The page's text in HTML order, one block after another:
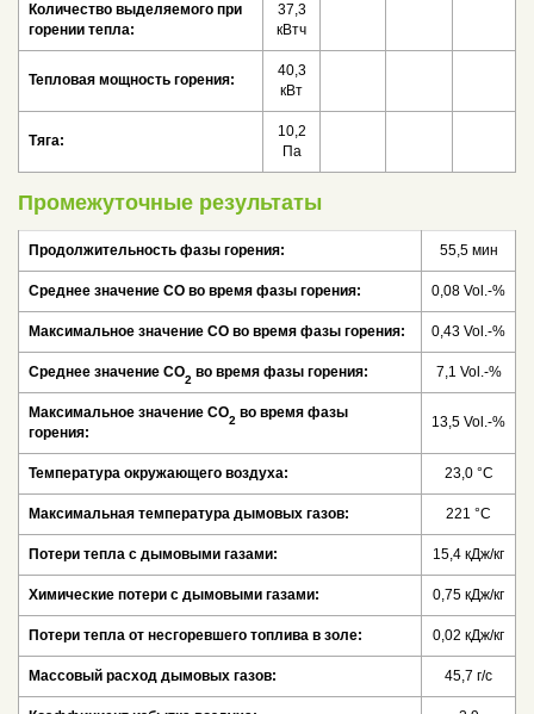
Количество выделяемого при
горении тепла:
37,3
кВтч
Тепловая мощность горения:
40,3
кВт
Тяга:
10,2
Па
Промежуточные результаты
Продолжительность фазы горения: 55,5 мин
Среднее значение СО во время фазы горения: 0,08 Vol.-%
Максимальное значение СО во время фазы горения: 0,43 Vol.-%
Среднее значение CO2 во время фазы горения: 7,1 Vol.-%
Максимальное значение CO2 во время фазы
горения:
13,5 Vol.-%
Температура окружающего воздуха: 23,0 °C
Максимальная температура дымовых газов: 221 °C
Потери тепла с дымовыми газами: 15,4 кДж/кг
Химические потери с дымовыми газами: 0,75 кДж/кг
Потери тепла от несгоревшего топлива в золе: 0,02 кДж/кг
Массовый расход дымовых газов: 45,7 г/с